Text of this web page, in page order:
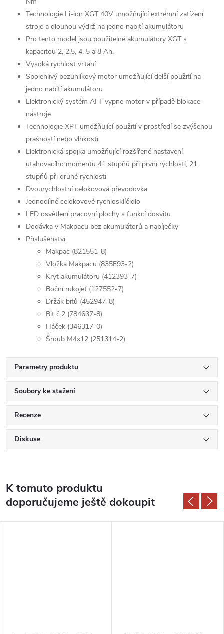
Technologie Li-ion XGT 40V umožňující extrémní zatížení
stroje a dlouhou výdrž na jedno nabití akumulátoru
Pro tento model jsou použitelné akumulátory XGT s
kapacitou 2, 2,5, 4, 5 a 8 Ah.
Vysoká rychlost vrtání
Spolehlivý bezuhlíkový motor umožňující delší použití na
jedno nabití akumulátoru
Elektronický systém AFT vypne motor v případě blokace
nástroje
Technologie XPT umožňující použití v prostředí se zvýšenou
prašností nebo vlhkostí
Elektronická spojka umožňující rozšířené nastavení
utahovacího momentu 41 stupňů při první rychlosti, 21
stupňů při druhé rychlosti
Dvourychlostní celokovová převodovka
Jednodílné celokovové rychlosklíčidlo
LED osvětlení pracovní plochy s funkcí dosvitu
Dodávka v Makpacu bez akumulátorů a nabíječky
Příslušenství
Makpac (821551-8)
Vložka Makpacu (835F93-2)
Kryt akumulátoru (412393-7)
Boční rukojeť (127552-7)
Držák bitů (452947-8)
Bit č.2 (784637-8)
Háček (346317-0)
Šroub M4x12 (251314-2)
Parametry produktu
Soubory ke stažení
Recenze
Diskuse
K tomuto produktu
doporučujeme ještě dokoupit